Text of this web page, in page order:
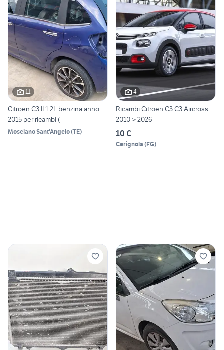
11
Citroen C3 II 1.2L benzina anno
2015 per ricambi (
Mosciano Sant'Angelo(TE)
4
Ricambi Citroen C3 C3 Aircross
2010 > 2026
10 €
Cerignola (FG)